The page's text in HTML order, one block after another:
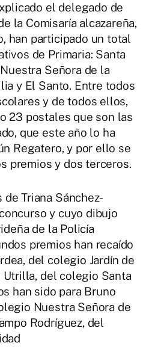
el delegado de
la Comisaría alcazareña,
han participado un total
de Primaria: Santa
Señora de la
y El Santo. Entre todos
y de todos ellos,
23 postales que son las
que este año lo ha
Regatero, y por ello se
premios y dos terceros.
de Triana Sánchez-
y cuyo dibujo
de la Policía
premios han recaído
del colegio Jardín de
Utrilla, del colegio Santa
han sido para Bruno
Nuestra Señora de
Rodríguez, del